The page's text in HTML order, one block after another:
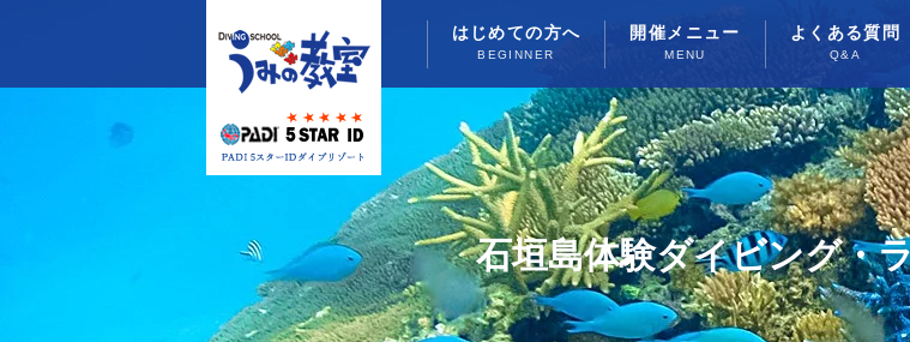
はじめての方へ
BEGINNER
開催メニュー
MENU
よくある質問
Q&A
石垣島体験ダイビング・